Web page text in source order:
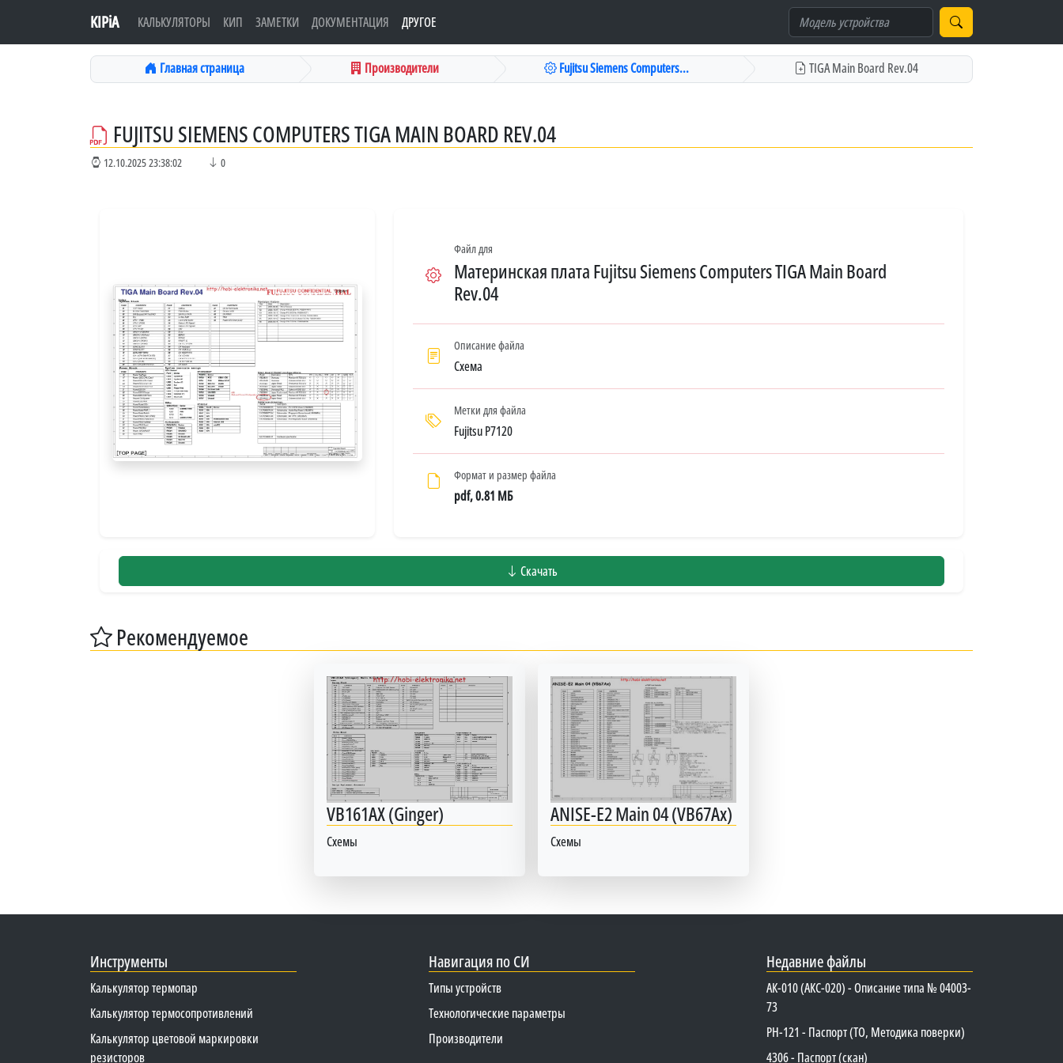
KIPiA КАЛЬКУЛЯТОРЫ КИП ЗАМЕТКИ ДОКУМЕНТАЦИЯ ДРУГОЕ
Главная страница Производители Fujitsu Siemens Computers... TIGA Main Board Rev.04
FUJITSU SIEMENS COMPUTERS TIGA MAIN BOARD REV.04
12.10.2025 23:38:02 0
Файл для
Материнская плата Fujitsu Siemens Computers TIGA Main Board
Rev.04
Описание файла
Схема
Метки для файла
Fujitsu P7120
Формат и размер файла
pdf, 0.81 МБ
Скачать
Рекомендуемое
VB161AX (Ginger)
Схемы
ANISE-E2 Main 04 (VB67Ax)
Схемы
Инструменты
Калькулятор термопар
Калькулятор термосопротивлений
Калькулятор цветовой маркировки
резисторов
Навигация по СИ
Типы устройств
Технологические параметры
Производители
Недавние файлы
АК-010 (АКС-020) - Описание типа № 04003-
73
PH-121 - Паспорт (ТО, Методика поверки)
4306 - Паспорт (скан)